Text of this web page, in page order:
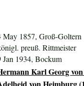
May 1857, Groß-Goltern
preuß. Rittmeister
Jan 1934, Bockum
Karl Georg